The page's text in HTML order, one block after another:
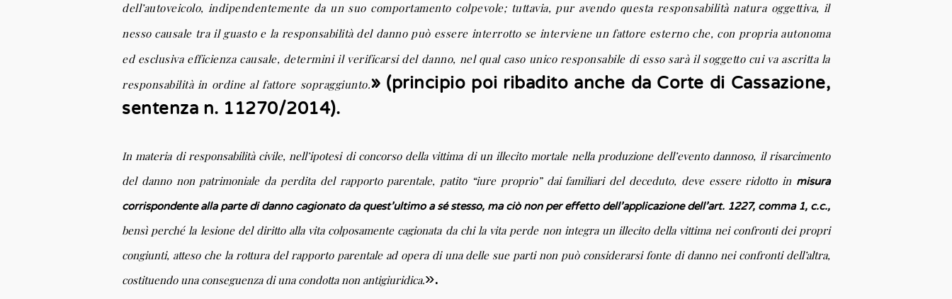
dell’autoveicolo, indipendentemente da un suo comportamento colpevole; tuttavia, pur avendo questa responsabilità natura oggettiva, il
nesso causale tra il guasto e la responsabilità del danno può essere interrotto se interviene un fattore esterno che, con propria autonoma
ed esclusiva efficienza causale, determini il verificarsi del danno, nel qual caso unico responsabile di esso sarà il soggetto cui va ascritta la
responsabilità in ordine al fattore sopraggiunto.» (principio poi ribadito anche da Corte di Cassazione,
sentenza n. 11270/2014).
In materia di responsabilità civile, nell’ipotesi di concorso della vittima di un illecito mortale nella produzione dell’evento dannoso, il risarcimento
del danno non patrimoniale da perdita del rapporto parentale, patito “iure proprio” dai familiari del deceduto, deve essere ridotto in misura
corrispondente alla parte di danno cagionato da quest’ultimo a sé stesso, ma ciò non per effetto dell’applicazione dell’art. 1227, comma 1, c.c.,
bensì perché la lesione del diritto alla vita colposamente cagionata da chi la vita perde non integra un illecito della vittima nei confronti dei propri
congiunti, atteso che la rottura del rapporto parentale ad opera di una delle sue parti non può considerarsi fonte di danno nei confronti dell’altra,
costituendo una conseguenza di una condotta non antigiuridica.».